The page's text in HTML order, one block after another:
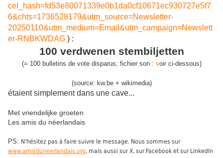
cel_hash=fd53e80071339e0b1da0cf10671ec930727e5f7
6&chts=1736528179&utm_source=Newsletter-
20250110&utm_medium=Email&utm_campaign=Newslett
er-RNBKWDAG ) :
100 verdwenen stembiljetten
(= 100 bulletins de vote disparus; fichier son : voir ci-dessous)
(source: kw.be + wikimedia)
étaient simplement dans une cave...
Met vriendelijke groeten
Les amis du néerlandais
PS: N'hésitez pas à faire suivre le message. Nous sommes sur
www.amisduneerlandais.org, mais aussi sur X, sur Facebook et sur LinkedIn